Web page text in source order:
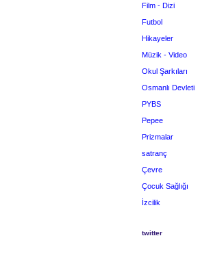
Film - Dizi
Futbol
Hikayeler
Müzik - Video
Okul Şarkıları
Osmanlı Devleti
PYBS
Pepee
Prizmalar
satranç
Çevre
Çocuk Sağlığı
İzcilik
twitter